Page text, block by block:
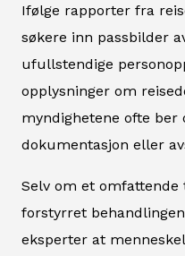
Ifølge rapporter fra
søkere inn passbilder
ufullstendige
opplysninger om
myndighetene ofte ber
dokumentasjon eller
Selv om et
forstyrret
eksperter at